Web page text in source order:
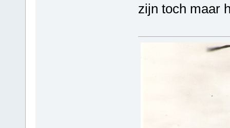
zijn toch maar